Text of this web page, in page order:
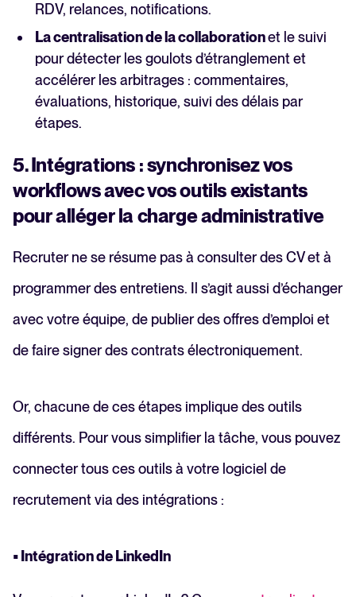
RDV, relances, notifications.
La centralisation de la collaborationet le suivi
pour détecter les goulots d’étranglement et
accélérer les arbitrages : commentaires,
évaluations, historique, suivi des délais par
étapes.
5. Intégrations : synchronisez vos
workflows avec vos outils existants
pour alléger la charge administrative
Recruter ne se résume pas à consulter des CV et à
programmer des entretiens. Il s’agit aussi d’échanger
avec votre équipe, de publier des offres d’emploi et
de faire signer des contrats électroniquement.
Or, chacune de ces étapes implique des outils
différents. Pour vous simplifier la tâche, vous pouvez
connecter tous ces outils à votre logiciel de
recrutement via des intégrations :
• Intégration de LinkedIn